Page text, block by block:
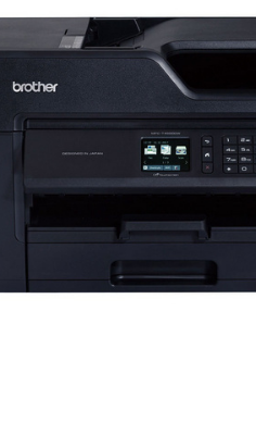
Điều
Bảng
Ngoài
ấn từ
tiếp tài
(màu)
lượng